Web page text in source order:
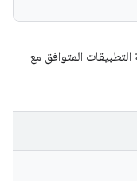
المتوافق مع